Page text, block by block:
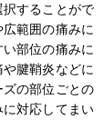
択することがで
範囲の痛みに
部位の痛みに
腱鞘炎などに
の部位ごとの
対応してまい